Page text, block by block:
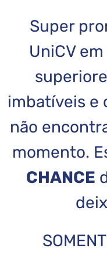
Super
UniCV
imbatíveis e
não
momento.
CHANCE